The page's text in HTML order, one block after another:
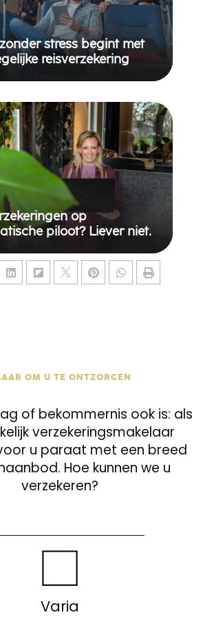
stress begint met
reisverzekering
op
piloot? Liever niet.
OM U TE ONTZORGEN
of bekommernis ook is: als
verzekeringsmakelaar
u paraat met een breed
Hoe kunnen we u
verzekeren?
Schade